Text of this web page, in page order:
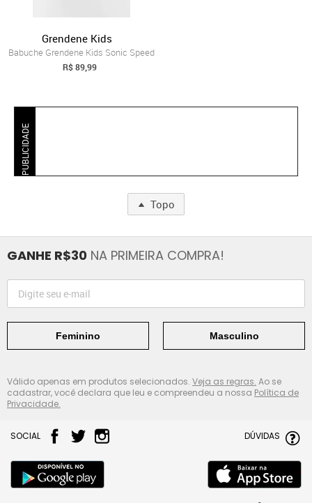
Grendene Kids
Babuche Grendene Kids Sonic Speed
R$ 89,99
PUBLICIDADE
Topo
GANHE R$30 NA PRIMEIRA COMPRA!
Feminino Masculino
Válido apenas em produtos selecionados. Veja as regras. Ao se
cadastrar, você declara que leu e compreendeu a nossa Política de
Privacidade.
SOCIAL DÚVIDAS